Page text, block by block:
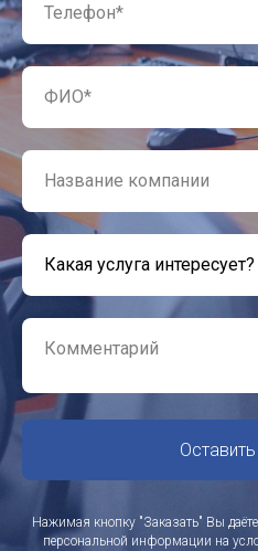
Телефон*
ФИО*
Название компании
Комментарий
Нажимая кнопку "Заказать" Вы даёте
персональной информации на